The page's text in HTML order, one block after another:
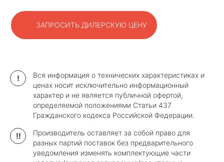
ЗАПРОСИТЬ ДИЛЕРСКУЮ ЦЕНУ
!
Вся информация о технических характеристиках и
ценах носит исключительно информационный
характер и не является публичной офертой,
определяемой положениями Статьи 437
Гражданского кодекса Российской Федерации.
!!
Производитель оставляет за собой право для
разных партий поставок без предварительного
уведомления изменять комплектующие части